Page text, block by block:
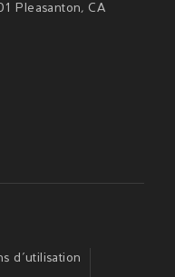
Pleasanton, CA
d’utilisation